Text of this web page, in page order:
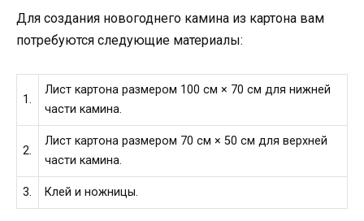
Для создания новогоднего камина из картона вам
потребуются следующие материалы:
1.
Лист картона размером 100 см × 70 см для нижней
части камина.
2.
Лист картона размером 70 см × 50 см для верхней
части камина.
3. Клей и ножницы.